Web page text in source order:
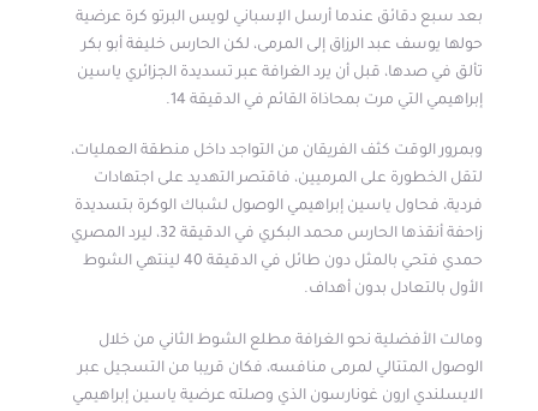
بعد سبع دقائق عندما أرسل الإسباني لويس البرتو كرة عرضية
حولها يوسف عبد الرزاق إلى المرمى، لكن الحارس خليفة أبو بكر
تألق في صدها، قبل أن يرد الغرافة عبر تسديدة الجزائري ياسين
إبراهيمي التي مرت بمحاذاة القائم في الدقيقة 14.
وبمرور الوقت كثف الفريقان من التواجد داخل منطقة العمليات،
لتقل الخطورة على المرميين، فاقتصر التهديد على اجتهادات
فردية، فحاول ياسين إبراهيمي الوصول لشباك الوكرة بتسديدة
زاحفة أنقذها الحارس محمد البكري في الدقيقة 32، ليرد المصري
حمدي فتحي بالمثل دون طائل في الدقيقة 40 لينتهي الشوط
الأول بالتعادل بدون أهداف.
ومالت الأفضلية نحو الغرافة مطلع الشوط الثاني من خلال
الوصول المتتالي لمرمى منافسه، فكان قريبا من التسجيل عبر
الايسلندي ارون غونارسون الذي وصلته عرضية ياسين إبراهيمي